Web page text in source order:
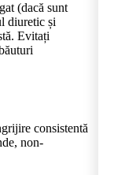
(dacă sunt
diuretic și
Evitați
consistentă
non-